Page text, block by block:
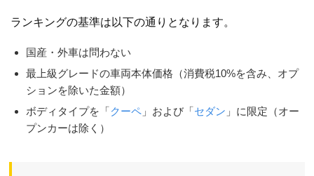
ランキングの基準は以下の通りとなります。
国産・外車は問わない
最上級グレードの車両本体価格（消費税10%を含み、オプ
ションを除いた金額）
ボディタイプを「クーペ 」および「セダン 」に限定（オー
プンカーは除く）